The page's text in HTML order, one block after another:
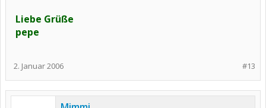
Liebe Grüße
pepe
#13
2. Januar 2006